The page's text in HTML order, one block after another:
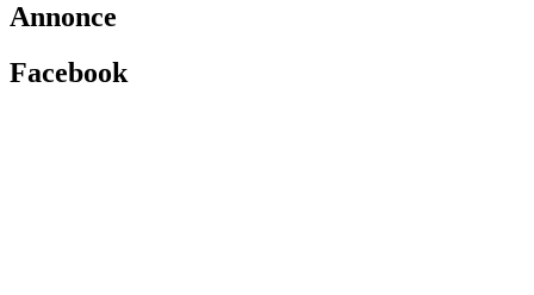
Annonce
Facebook